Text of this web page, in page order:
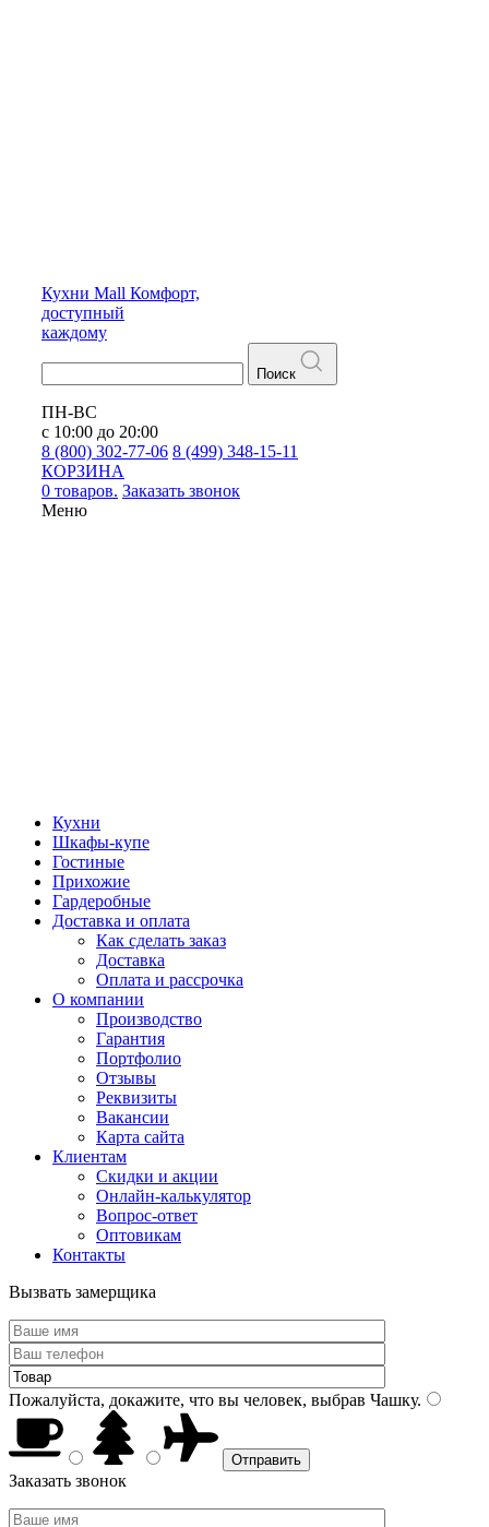
Кухни Mall Комфорт,
доступный
каждому
Поиск
ПН-ВС
с 10:00 до 20:00
8 (800) 302-77-06 8 (499) 348-15-11
КОРЗИНА
0 товаров. Заказать звонок
Меню
Кухни
Шкафы-купе
Гостиные
Прихожие
Гардеробные
Доставка и оплата
Как сделать заказ
Доставка
Оплата и рассрочка
О компании
Производство
Гарантия
Портфолио
Отзывы
Реквизиты
Вакансии
Карта сайта
Клиентам
Скидки и акции
Онлайн-калькулятор
Вопрос-ответ
Оптовикам
Контакты
Вызвать замерщика
Пожалуйста, докажите, что вы человек, выбрав Чашку.
Заказать звонок